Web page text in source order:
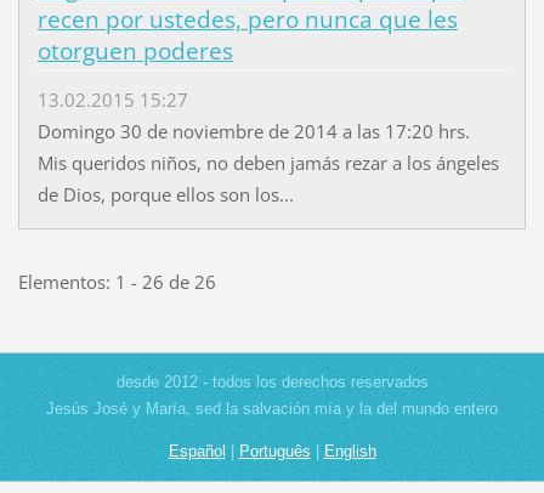
recen por ustedes, pero nunca que les
otorguen poderes
13.02.2015 15:27
Domingo 30 de noviembre de 2014 a las 17:20 hrs.
Mis queridos niños, no deben jamás rezar a los ángeles
de Dios, porque ellos son los...
Elementos: 1 - 26 de 26
desde 2012 - todos los derechos reservados
Jesús José y María, sed la salvación mía y la del mundo entero
Español |Português|English